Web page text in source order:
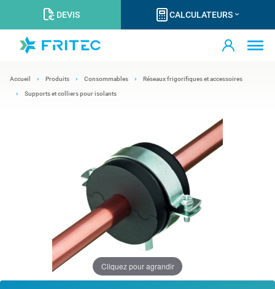
DEVIS CALCULATEURS
Accueil Produits Consommables Réseaux frigorifiques et accessoires
Supports et colliers pour isolants
Cliquez pour agrandir